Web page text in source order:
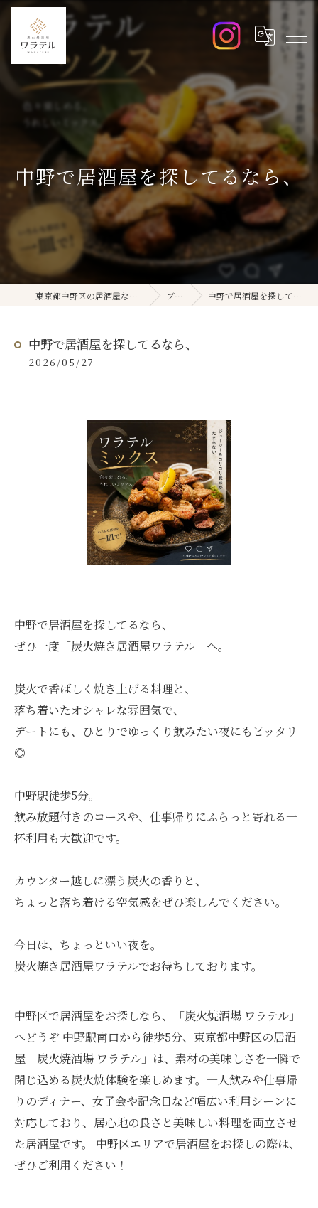
中野で居酒屋を探してるなら、
東京都中野区の居酒屋ならワラテル ブログ 中野で居酒屋を探してるなら、
中野で居酒屋を探してるなら、
2026/05/27
中野で居酒屋を探してるなら、
ぜひ一度「炭火焼き居酒屋ワラテル」へ。
炭火で香ばしく焼き上げる料理と、
落ち着いたオシャレな雰囲気で、
デートにも、ひとりでゆっくり飲みたい夜にもピッタリ
◎
中野駅徒歩5分。
飲み放題付きのコースや、仕事帰りにふらっと寄れる一
杯利用も大歓迎です。
カウンター越しに漂う炭火の香りと、
ちょっと落ち着ける空気感をぜひ楽しんでください。
今日は、ちょっといい夜を。
炭火焼き居酒屋ワラテルでお待ちしております。
中野区で居酒屋をお探しなら、「炭火焼酒場 ワラテル」
へどうぞ 中野駅南口から徒歩5分、東京都中野区の居酒
屋「炭火焼酒場 ワラテル」は、素材の美味しさを一瞬で
閉じ込める炭火焼体験を楽しめます。一人飲みや仕事帰
りのディナー、女子会や記念日など幅広い利用シーンに
対応しており、居心地の良さと美味しい料理を両立させ
た居酒屋です。 中野区エリアで居酒屋をお探しの際は、
ぜひご利用ください！